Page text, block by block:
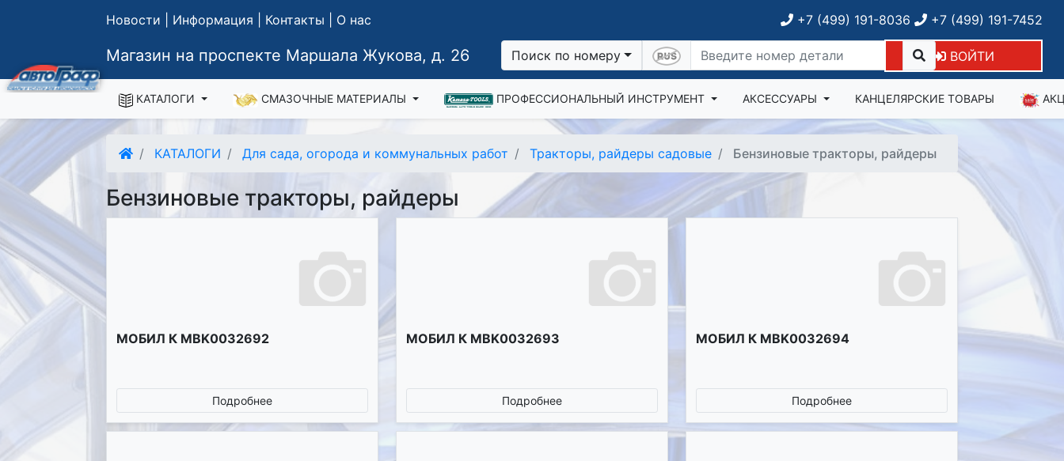
Новости Информация Контакты О нас +7 (499) 191-8036 +7 (499) 191-7452
Магазин на проспекте Маршала Жукова, д. 26 Поиск по номеру ВОЙТИ
КАТАЛОГИ СМАЗОЧНЫЕ МАТЕРИАЛЫ ПРОФЕССИОНАЛЬНЫЙ ИНСТРУМЕНТ АКСЕССУАРЫ КАНЦЕЛЯРСКИЕ ТОВАРЫ
КАТАЛОГИ Для сада, огорода и коммунальных работ Тракторы, райдеры садовые Бензиновые тракторы, райдеры
Бензиновые тракторы, райдеры
МОБИЛ К MBK0032692
Подробнее
МОБИЛ К MBK0032693
Подробнее
МОБИЛ К MBK0032694
Подробнее